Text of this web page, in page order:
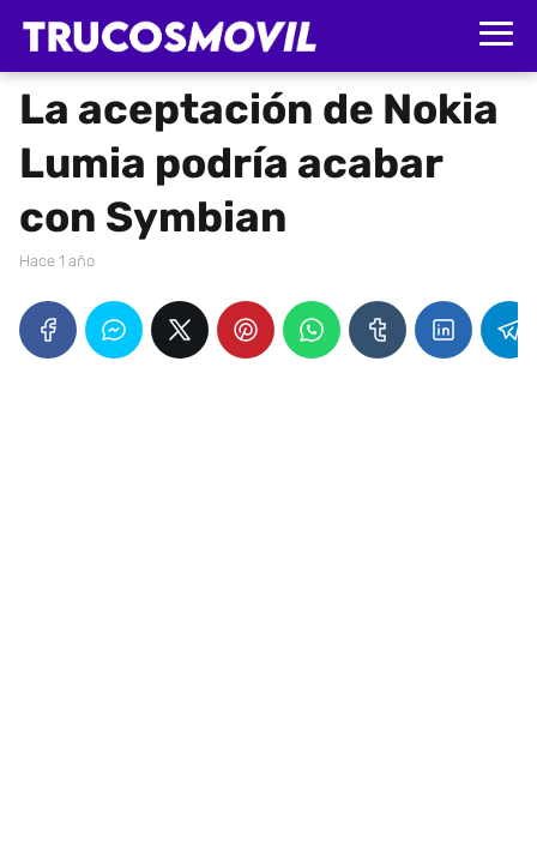
La aceptación de Nokia
Lumia podría acabar
con Symbian
hace 1 año